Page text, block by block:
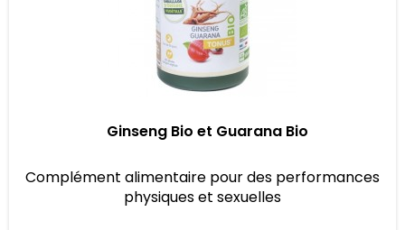
Ginseng Bio et Guarana Bio
Complément alimentaire pour des performances
physiques et sexuelles